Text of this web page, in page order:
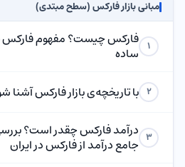
مبانی بازار فارکس (سطح مبتدی)
1 فارکس چیست؟ مفهوم فارکس
ساده
2 با تاریخچه‌ی بازار فارکس آشنا
3 درآمد فارکس چقدر است؟
جامع درآمد از فارکس در ایران